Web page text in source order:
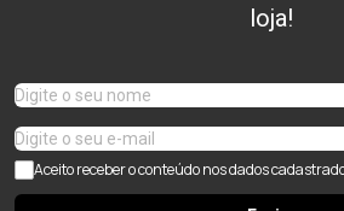
loja!
Aceito receber o conteúdo nos dados